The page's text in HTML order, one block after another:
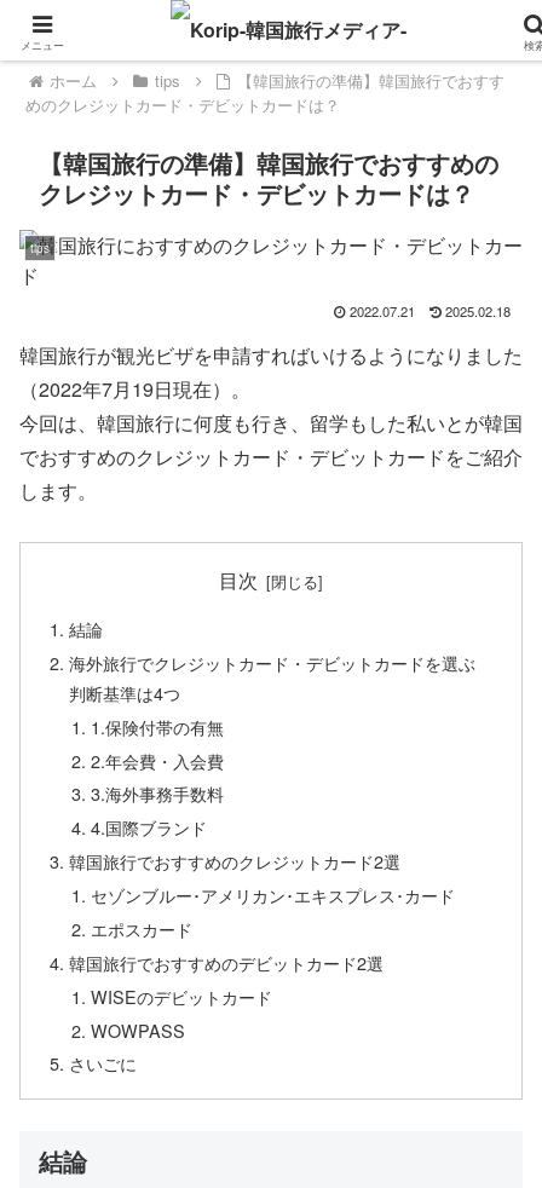
ホーム tips
【韓国旅行の準備】韓国旅行でおすす
めのクレジットカード・デビットカードは？
【韓国旅行の準備】韓国旅行でおすすめの
クレジットカード・デビットカードは？
tips
2022.07.21 2025.02.18
韓国旅行が観光ビザを申請すればいけるようになりました
（2022年7月19日現在）。
今回は、韓国旅行に何度も行き、留学もした私いとが韓国
でおすすめのクレジットカード・デビットカードをご紹介
します。
目次
結論
海外旅行でクレジットカード・デビットカードを選ぶ
判断基準は4つ
1.保険付帯の有無
2.年会費・入会費
3.海外事務手数料
4.国際ブランド
韓国旅行でおすすめのクレジットカード2選
セゾンブルー･アメリカン･エキスプレス･カード
エポスカード
韓国旅行でおすすめのデビットカード2選
WISEのデビットカード
WOWPASS
さいごに
結論
メニュー 検